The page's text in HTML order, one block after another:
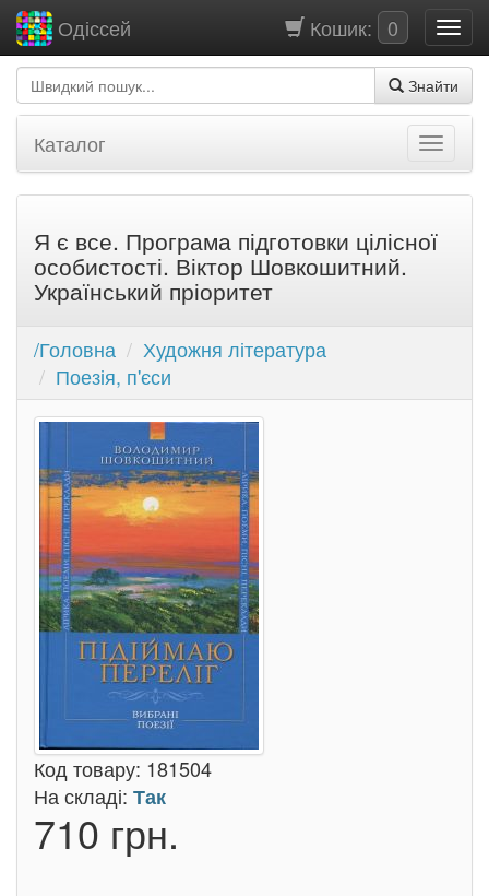
Кошик: 0
Одіссей
Знайти
Каталог
Я є все. Програма підготовки цілісної
особистості. Віктор Шовкошитний.
Український пріоритет
/Головна
Художня література
Поезія, п'єси
Код товару: 181504
На складі: Так
710 грн.